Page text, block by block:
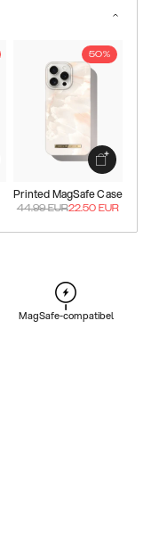
50%
Printed MagSafe Case
44.99EUR22.50 EUR
MagSafe-compatibel